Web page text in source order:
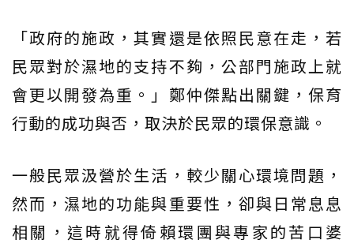
「政府的施政，其實還是依照民意在走，若
民眾對於濕地的支持不夠，公部門施政上就
會更以開發為重。」鄭仲傑點出關鍵，保育
行動的成功與否，取決於民眾的環保意識。
一般民眾汲營於生活，較少關心環境問題，
然而，濕地的功能與重要性，卻與日常息息
相關，這時就得倚賴環團與專家的苦口婆